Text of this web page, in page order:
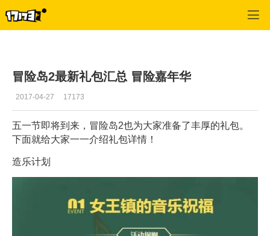
冒险岛2最新礼包汇总 冒险嘉年华
2017-04-27 17173
五一节即将到来，冒险岛2也为大家准备了丰厚的礼包。
下面就给大家一一介绍礼包详情！
造乐计划